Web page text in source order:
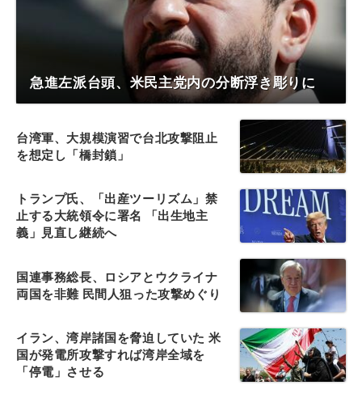
急進左派台頭、米民主党内の分断浮き彫りに
台湾軍、大規模演習で台北攻撃阻止
を想定し「橋封鎖」
トランプ氏、「出産ツーリズム」禁
止する大統領令に署名 「出生地主
義」見直し継続へ
国連事務総長、ロシアとウクライナ
両国を非難 民間人狙った攻撃めぐり
イラン、湾岸諸国を脅迫していた 米
国が発電所攻撃すれば湾岸全域を
「停電」させる